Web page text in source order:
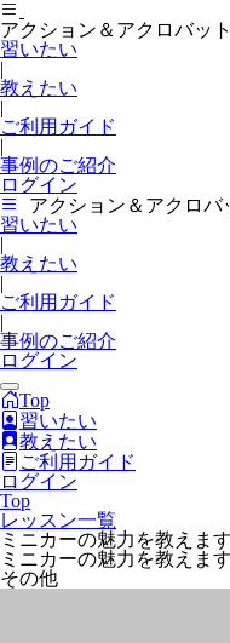
アクション＆アクロバッ
習いたい
|
教えたい
|
ご利用ガイド
|
事例のご紹介
ログイン
アクション＆アクロ
習いたい
|
教えたい
|
ご利用ガイド
|
事例のご紹介
ログイン
Top
習いたい
教えたい
ご利用ガイド
ログイン
Top
レッスン一覧
ミニカーの魅力を教えます
ミニカーの魅力を教えます
その他